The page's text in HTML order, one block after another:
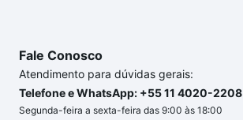
Fale Conosco
Atendimento para dúvidas gerais:
Telefone e WhatsApp: +55 11 4020-2208
Segunda-feira a sexta-feira das 9:00 às 18:00